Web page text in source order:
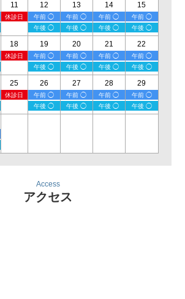
11
休診日
12
午前 ◯
午後 ◯
13
午前 ◯
午後 ◯
14
午前 ◯
午後 ◯
15
午前 ◯
午後 ◯
18
休診日
19
午前 ◯
午後 ◯
20
午前 ◯
午後 ◯
21
午前 ◯
午後 ◯
22
午前 ◯
午後 ◯
25
休診日
26
午前 ◯
午後 ◯
27
午前 ◯
午後 ◯
28
午前 ◯
午後 ◯
29
午前 ◯
午後 ◯
Access
アクセス